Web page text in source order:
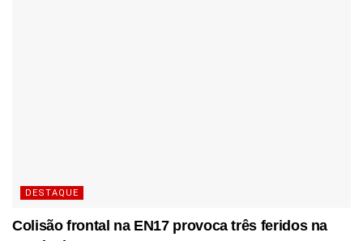
DESTAQUE
Colisão frontal na EN17 provoca três feridos na